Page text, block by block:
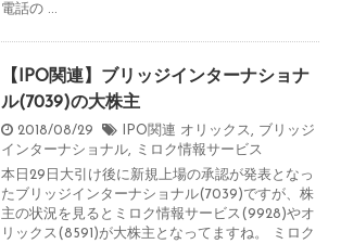
電話の ...
【IPO関連】ブリッジインターナショナ
ル(7039)の大株主
2018/08/29 IPO関連 オリックス , ブリッジ
インターナショナル,
ミロク情報サービス
本日29日大引け後に新規上場の承認が発表となっ
たブリッジインターナショナル(7039)ですが、株
主の状況を見るとミロク情報サービス(9928)やオ
リックス(8591)が大株主となってますね。 ミロク